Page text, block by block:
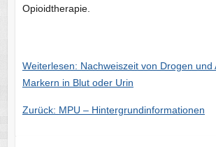
Opioidtherapie.
Weiterlesen: Nachweiszeit von Drogen und
Markern in Blut oder Urin
Zurück: MPU – Hintergrundinformationen